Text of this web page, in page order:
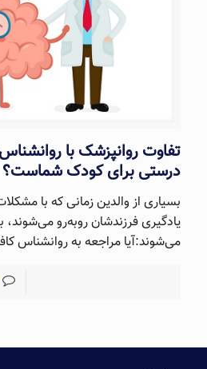
تفاوت روانپزشک با
درستی برای کودک شماست؟
بسیاری از والدین زمانی که با
یادگیری فرزندشان روبه‌رو
می‌شوند:آیا مراجعه به روانشناس